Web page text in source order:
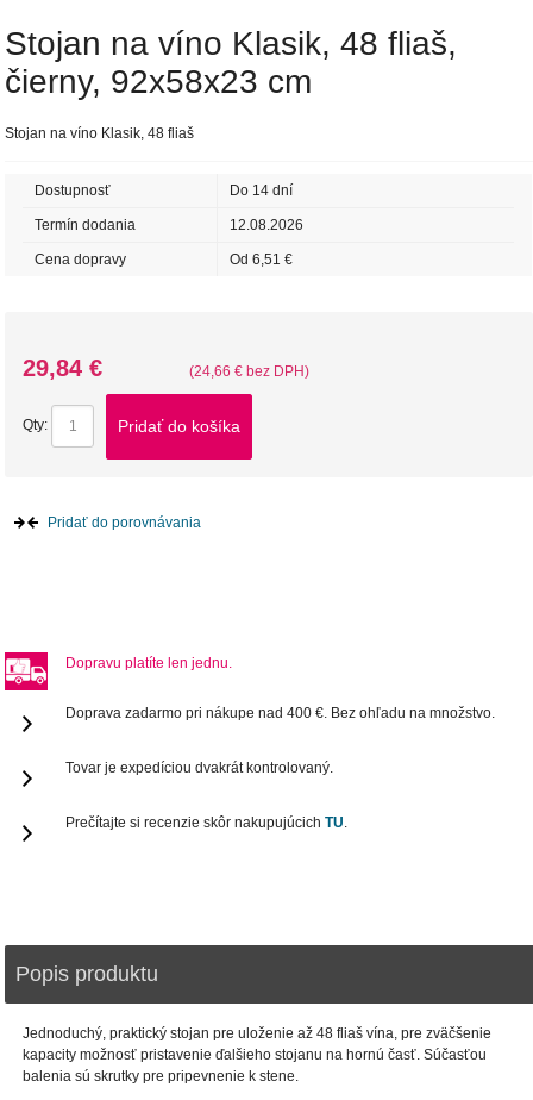
Stojan na víno Klasik, 48 fliaš,
čierny, 92x58x23 cm
Stojan na víno Klasik, 48 fliaš
Dostupnosť Do 14 dní
Termín dodania 12.08.2026
Cena dopravy Od 6,51 €
29,84 € (24,66 € bez DPH)
Qty: Pridať do košíka
Pridať do porovnávania
Dopravu platíte len jednu.
Doprava zadarmo pri nákupe nad 400 €. Bez ohľadu na množstvo.
Tovar je expedíciou dvakrát kontrolovaný.
Prečítajte si recenzie skôr nakupujúcichTU.
Popis produktu
Jednoduchý, praktický stojan pre uloženie až 48 fliaš vína, pre zväčšenie
kapacity možnosť pristavenie ďalšieho stojanu na hornú časť. Súčasťou
balenia sú skrutky pre pripevnenie k stene.